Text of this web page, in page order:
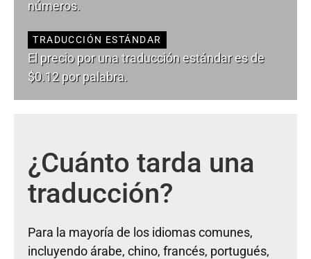
números.
TRADUCCIÓN ESTÁNDAR
El precio por una traducción estándar es de
$0.12 por palabra.
¿Cuánto tarda una
traducción?
Para la mayoría de los idiomas comunes,
incluyendo árabe, chino, francés, portugués,